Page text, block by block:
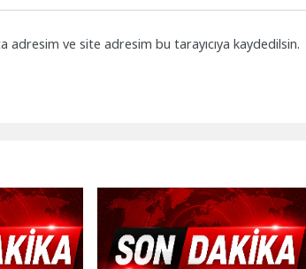
adresim ve site adresim bu tarayıcıya kaydedilsin.